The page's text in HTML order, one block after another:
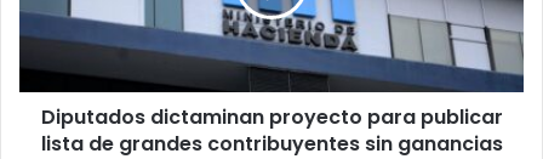
lista
de
contribuyentes
ganancias
Diputados dictaminan proyecto para publicar
lista de grandes contribuyentes sin ganancias